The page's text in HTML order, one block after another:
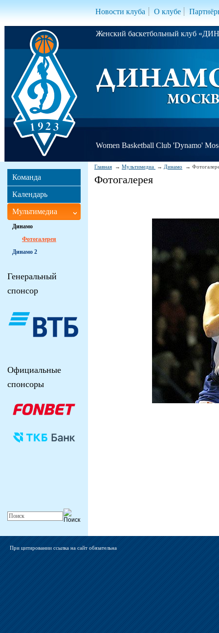
Новости клуба О клубе
Женский баскетбольный клуб
Women Basketball Club 'Dynamo'
Главная Мультимедиа Динамо
Фотогалерея
Команда
Календарь
Мультимедиа
Динамо
Фотогалерея
Динамо 2
Генеральный
спонсор
Официальные
спонсоры
При цитировании ссылка на сайт обязательна